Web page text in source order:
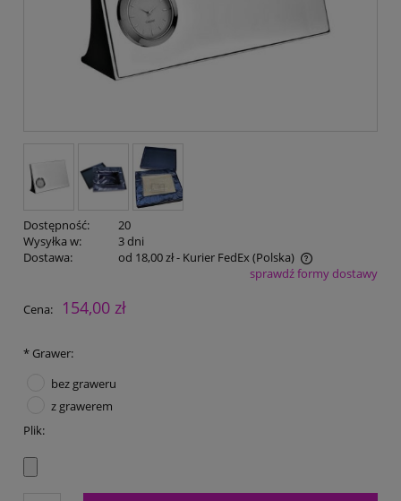
Dostępność:
20
Wysyłka w:
3 dni
Dostawa:
od 18,00 zł- Kurier FedEx (Polska)
Cena nie zawiera ewentualnych kosztów płatnościsprawdź formy dostawy
Cena: 154,00 zł
* Grawer:
bez graweru
z grawerem
Plik: